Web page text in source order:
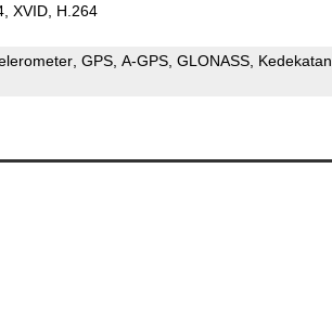
XVID H.264
GPS A-GPS GLONASS Kedekatan